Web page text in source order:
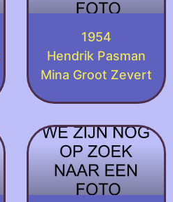
1954
Hendrik Pasman
Mina Groot Zevert